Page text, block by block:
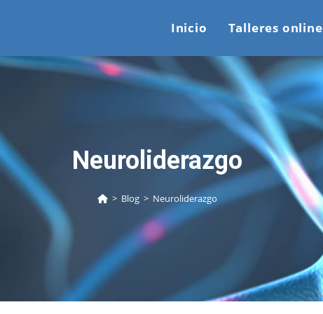
Inicio Talleres online
Neuroliderazgo
> Blog > Neuroliderazgo